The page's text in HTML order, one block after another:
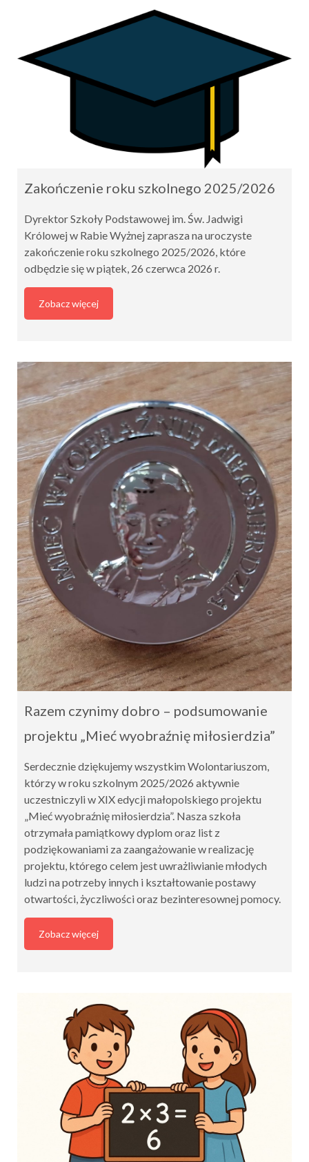
Zakończenie roku szkolnego 2025/2026
Dyrektor Szkoły Podstawowej im. Św. Jadwigi
Królowej w Rabie Wyżnej zaprasza na uroczyste
zakończenie roku szkolnego 2025/2026, które
odbędzie się w piątek, 26 czerwca 2026 r.
Zobacz więcej
Razem czynimy dobro – podsumowanie
projektu „Mieć wyobraźnię miłosierdzia”
Serdecznie dziękujemy wszystkim Wolontariuszom,
którzy w roku szkolnym 2025/2026 aktywnie
uczestniczyli w XIX edycji małopolskiego projektu
„Mieć wyobraźnię miłosierdzia”. Nasza szkoła
otrzymała pamiątkowy dyplom oraz list z
podziękowaniami za zaangażowanie w realizację
projektu, którego celem jest uwrażliwianie młodych
ludzi na potrzeby innych i kształtowanie postawy
otwartości, życzliwości oraz bezinteresownej pomocy.
Zobacz więcej